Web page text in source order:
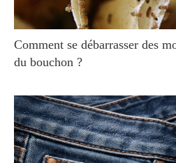
Comment se débarrasser des
du bouchon ?